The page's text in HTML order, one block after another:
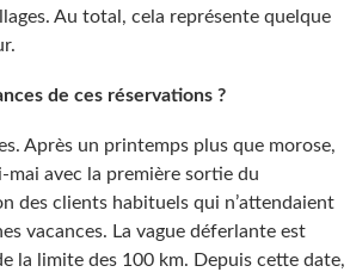
Au total, cela représente quelque
de ces réservations ?
Après un printemps plus que morose,
mai avec la première sortie du
des clients habituels qui n’attendaient
vacances. La vague déferlante est
la limite des 100 km. Depuis cette date,